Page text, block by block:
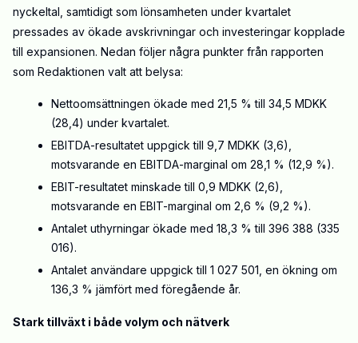
nyckeltal, samtidigt som lönsamheten under kvartalet
pressades av ökade avskrivningar och investeringar kopplade
till expansionen. Nedan följer några punkter från rapporten
som Redaktionen valt att belysa:
Nettoomsättningen ökade med 21,5 % till 34,5 MDKK
(28,4) under kvartalet.
EBITDA-resultatet uppgick till 9,7 MDKK (3,6),
motsvarande en EBITDA-marginal om 28,1 % (12,9 %).
EBIT-resultatet minskade till 0,9 MDKK (2,6),
motsvarande en EBIT-marginal om 2,6 % (9,2 %).
Antalet uthyrningar ökade med 18,3 % till 396 388 (335
016).
Antalet användare uppgick till 1 027 501, en ökning om
136,3 % jämfört med föregående år.
Stark tillväxt i både volym och nätverk